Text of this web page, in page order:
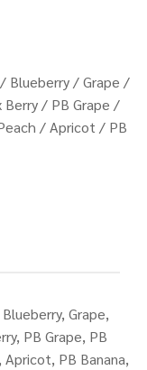
Blueberry / Grape /
/ PB Grape /
/ Apricot / PB
Grape,
PB Grape, PB
PB Banana,